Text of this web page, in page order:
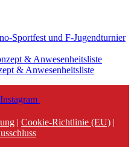
Sportfest und F-Jugendturnier
& Anwesenheitsliste
& Anwesenheitsliste
Instagram
| Cookie-Richtlinie (EU) |